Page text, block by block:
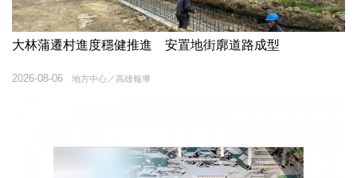
大林蒲遷村進度穩健推進 安置地街廓道路成型
地方中心／高雄報導
2026-08-06